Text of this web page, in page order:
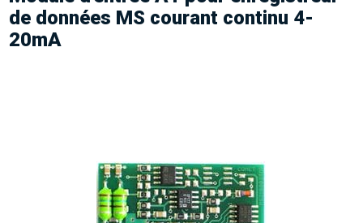
de données MS courant continu 4-
20mA